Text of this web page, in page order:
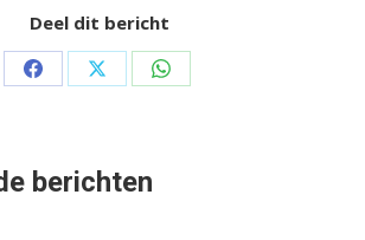
Deel dit bericht
Share Share Share
berichten